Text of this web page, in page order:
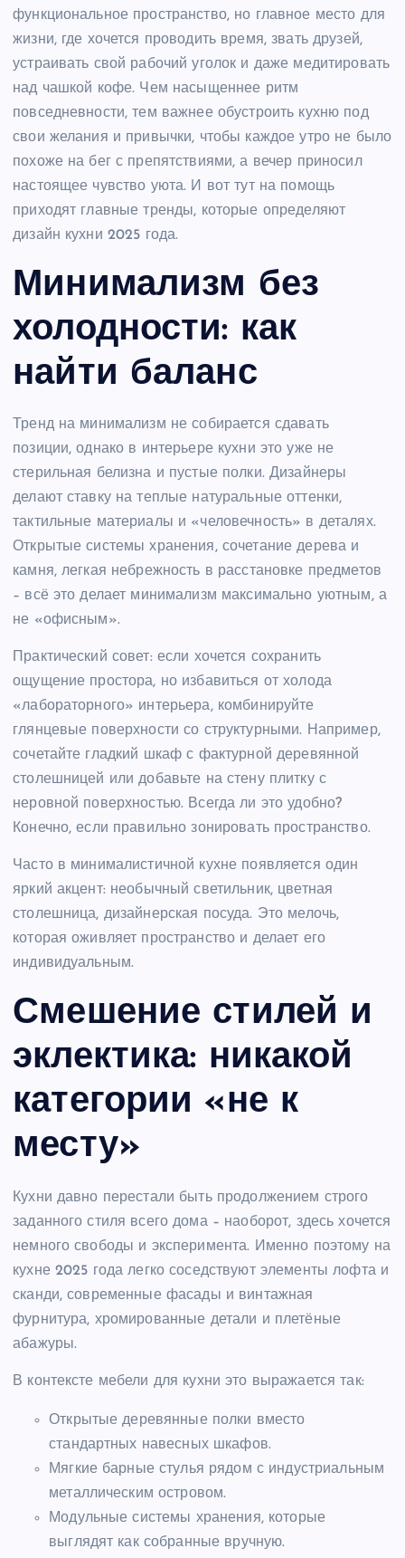
функциональное пространство, но главное место для
жизни, где хочется проводить время, звать друзей,
устраивать свой рабочий уголок и даже медитировать
над чашкой кофе. Чем насыщеннее ритм
повседневности, тем важнее обустроить кухню под
свои желания и привычки, чтобы каждое утро не было
похоже на бег с препятствиями, а вечер приносил
настоящее чувство уюта. И вот тут на помощь
приходят главные тренды, которые определяют
дизайн кухни 2025 года.
Минимализм без
холодности: как
найти баланс
Тренд на минимализм не собирается сдавать
позиции, однако в интерьере кухни это уже не
стерильная белизна и пустые полки. Дизайнеры
делают ставку на теплые натуральные оттенки,
тактильные материалы и «человечность» в деталях.
Открытые системы хранения, сочетание дерева и
камня, легкая небрежность в расстановке предметов
– всё это делает минимализм максимально уютным, а
не «офисным».
Практический совет: если хочется сохранить
ощущение простора, но избавиться от холода
«лабораторного» интерьера, комбинируйте
глянцевые поверхности со структурными. Например,
сочетайте гладкий шкаф с фактурной деревянной
столешницей или добавьте на стену плитку с
неровной поверхностью. Всегда ли это удобно?
Конечно, если правильно зонировать пространство.
Часто в минималистичной кухне появляется один
яркий акцент: необычный светильник, цветная
столешница, дизайнерская посуда. Это мелочь,
которая оживляет пространство и делает его
индивидуальным.
Смешение стилей и
эклектика: никакой
категории «не к
месту»
Кухни давно перестали быть продолжением строго
заданного стиля всего дома – наоборот, здесь хочется
немного свободы и эксперимента. Именно поэтому на
кухне 2025 года легко соседствуют элементы лофта и
сканди, современные фасады и винтажная
фурнитура, хромированные детали и плетёные
абажуры.
В контексте мебели для кухни это выражается так:
Открытые деревянные полки вместо
стандартных навесных шкафов.
Мягкие барные стулья рядом с индустриальным
металлическим островом.
Модульные системы хранения, которые
выглядят как собранные вручную.